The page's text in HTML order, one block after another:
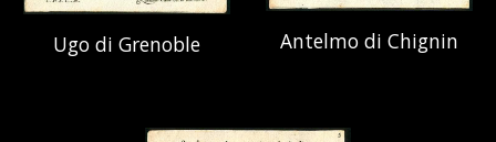
Ugo di Grenoble Antelmo di Chignin